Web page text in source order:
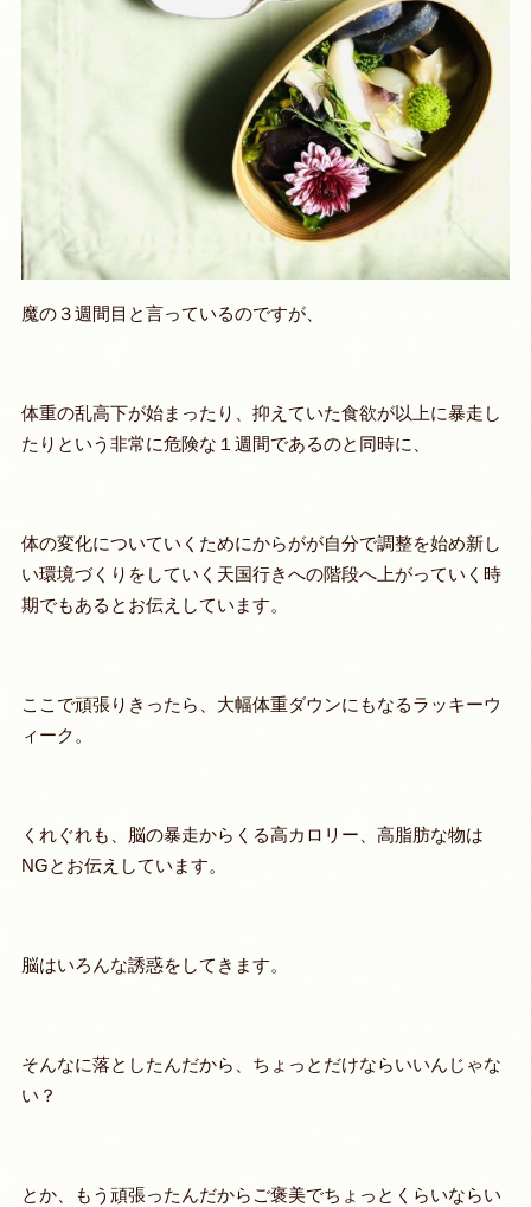
魔の３週間目と言っているのですが、
体重の乱高下が始まったり、抑えていた食欲が以上に暴走し
たりという非常に危険な１週間であるのと同時に、
体の変化についていくためにからがが自分で調整を始め新し
い環境づくりをしていく天国行きへの階段へ上がっていく時
期でもあるとお伝えしています。
ここで頑張りきったら、大幅体重ダウンにもなるラッキーウ
ィーク。
くれぐれも、 脳の暴走からくる高カロリー、高脂肪な物は
NGとお伝えしています。
脳はいろんな誘惑をしてきます。
そんなに落としたんだから、ちょっとだけならいいんじゃな
い？
とか、もう頑張ったんだからご褒美でちょっとくらいならい